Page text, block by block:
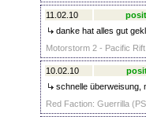
11.02.10
danke hat alles gut
Motorstorm 2 - Pacific
10.02.10
schnelle überweisung,
Red Faction: Guerrilla